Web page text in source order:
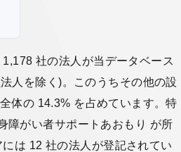
社の法人が当データベース
人を除く)。このうちその他の設
体の 14.3% を占めています。特
障がい者サポートあおもり が所
は 12 社の法人が登記されてい